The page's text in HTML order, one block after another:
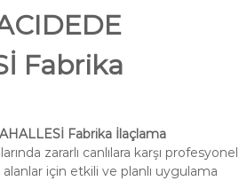
Fabrika
Fabrika İlaçlama
zararlı canlılara karşı profesyonel
için etkili ve planlı uygulama